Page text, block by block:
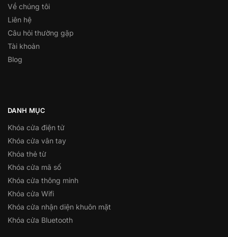
Về chúng tôi
Liên hệ
Câu hỏi thường gặp
Tài khoản
Blog
DANH MỤC
Khóa cửa điện tử
Khóa cửa vân tay
Khóa thẻ từ
Khóa cửa mã số
Khóa cửa thông minh
Khóa cửa Wifi
Khóa cửa nhận diện khuôn mặt
Khóa cửa Bluetooth